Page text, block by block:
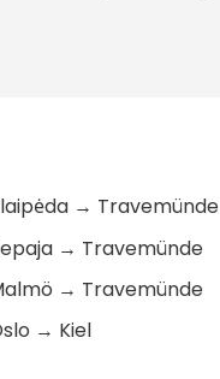
→ Travemünde
→ Travemünde
→ Travemünde
→ Kiel